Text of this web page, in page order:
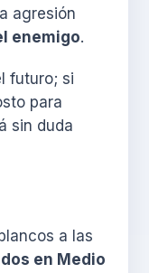
agresión
enemigo.
futuro; si
para
sin duda
a las
en Medio